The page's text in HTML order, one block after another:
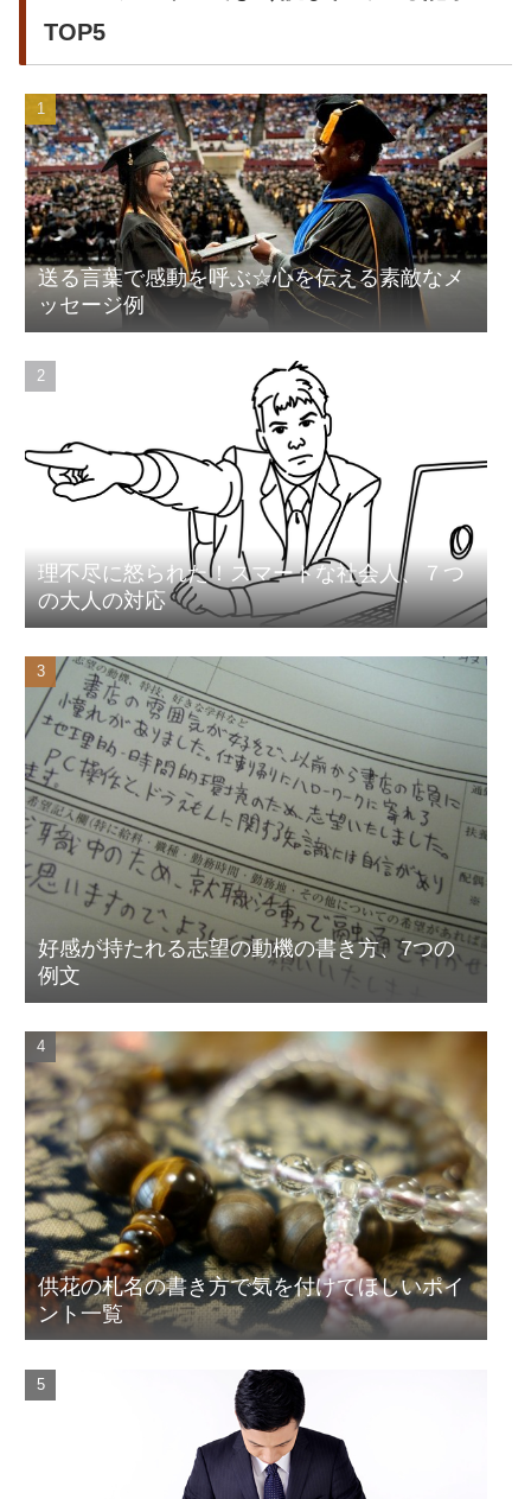
TOP5
送る言葉で感動を呼ぶ☆心を伝える素敵なメ
ッセージ例
理不尽に怒られた！スマートな社会人、７つ
の大人の対応
好感が持たれる志望の動機の書き方、7つの
例文
供花の札名の書き方で気を付けてほしいポイ
ント一覧